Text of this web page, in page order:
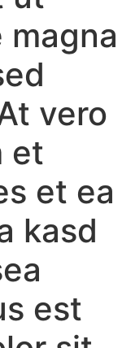
vero
et
et ea
kasd
est